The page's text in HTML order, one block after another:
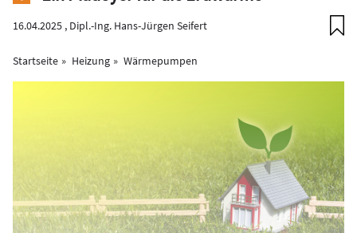
16.04.2025 , Dipl.-Ing. Hans-Jürgen Seifert
Startseite Heizung Wärmepumpen